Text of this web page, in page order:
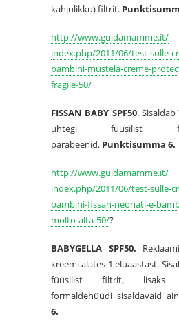
kahjulikku) filtrit.
http://www.guidamamme.it/
index.php/2011/06/test-sulle-
bambini-mustela-creme-
fragile-50/
FISSAN BABY SPF50.
ühtegi füüsilist
parabeenid. Punktisumma 6.
http://www.guidamamme.it/
index.php/2011/06/test-sulle-
bambini-fissan-neonati-e-
molto-alta-50/?
BABYGELLA SPF50.
kreemi alates 1 eluaastast.
füüsilist filtrit, lisaks
formaldehüüdi sisaldavaid
6.